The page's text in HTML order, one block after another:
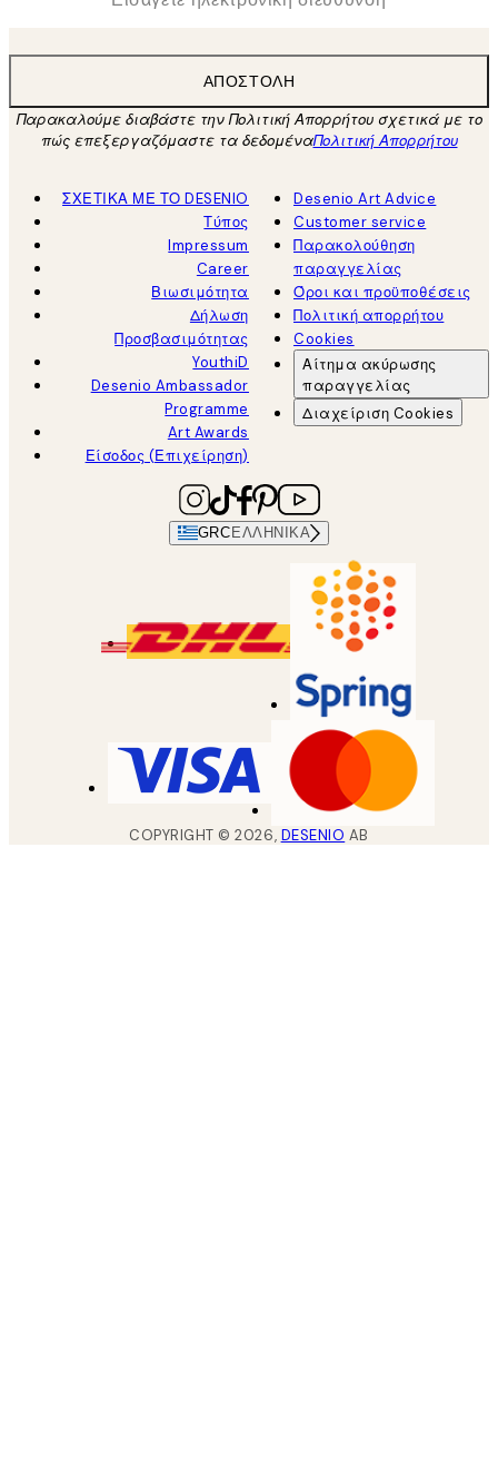
ΑΠΟΣΤΟΛΉ
Παρακαλούμε διαβάστε την Πολιτική Απορρήτου σχετικά με το
πώς επεξεργαζόμαστε τα δεδομέναΠολιτική Απορρήτου
ΣΧΕΤΙΚΑ ΜΕ ΤΟ DESENIO
Τύπος
Impressum
Career
Βιωσιμότητα
Δήλωση
Προσβασιμότητας
YouthiD
Desenio Ambassador
Programme
Art Awards
Είσοδος (Επιχείρηση)
Desenio Art Advice
Customer service
Παρακολούθηση
παραγγελίας
Όροι και προϋποθέσεις
Πολιτική απορρήτου
Cookies
Αίτημα ακύρωσης
παραγγελίας
Διαχείριση Cookies
GRC ΕΛΛΗΝΙΚΆ
COPYRIGHT ©2026, DESENIO AB